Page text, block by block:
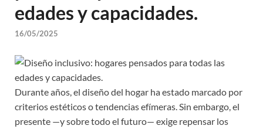
edades y capacidades.
16/05/2025
Durante años, el diseño del hogar ha estado marcado por
criterios estéticos o tendencias efímeras. Sin embargo, el
presente —y sobre todo el futuro— exige repensar los